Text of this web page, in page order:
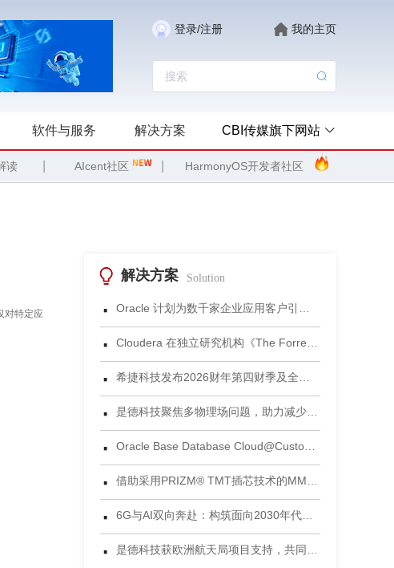
登录/注册 我的主页
软件与服务 解决方案 CBI传媒旗下网站
读 AIcent社区 HarmonyOS开发者社区
对特定应
解决方案 Solution
·
·
·
·
·
·
·
·